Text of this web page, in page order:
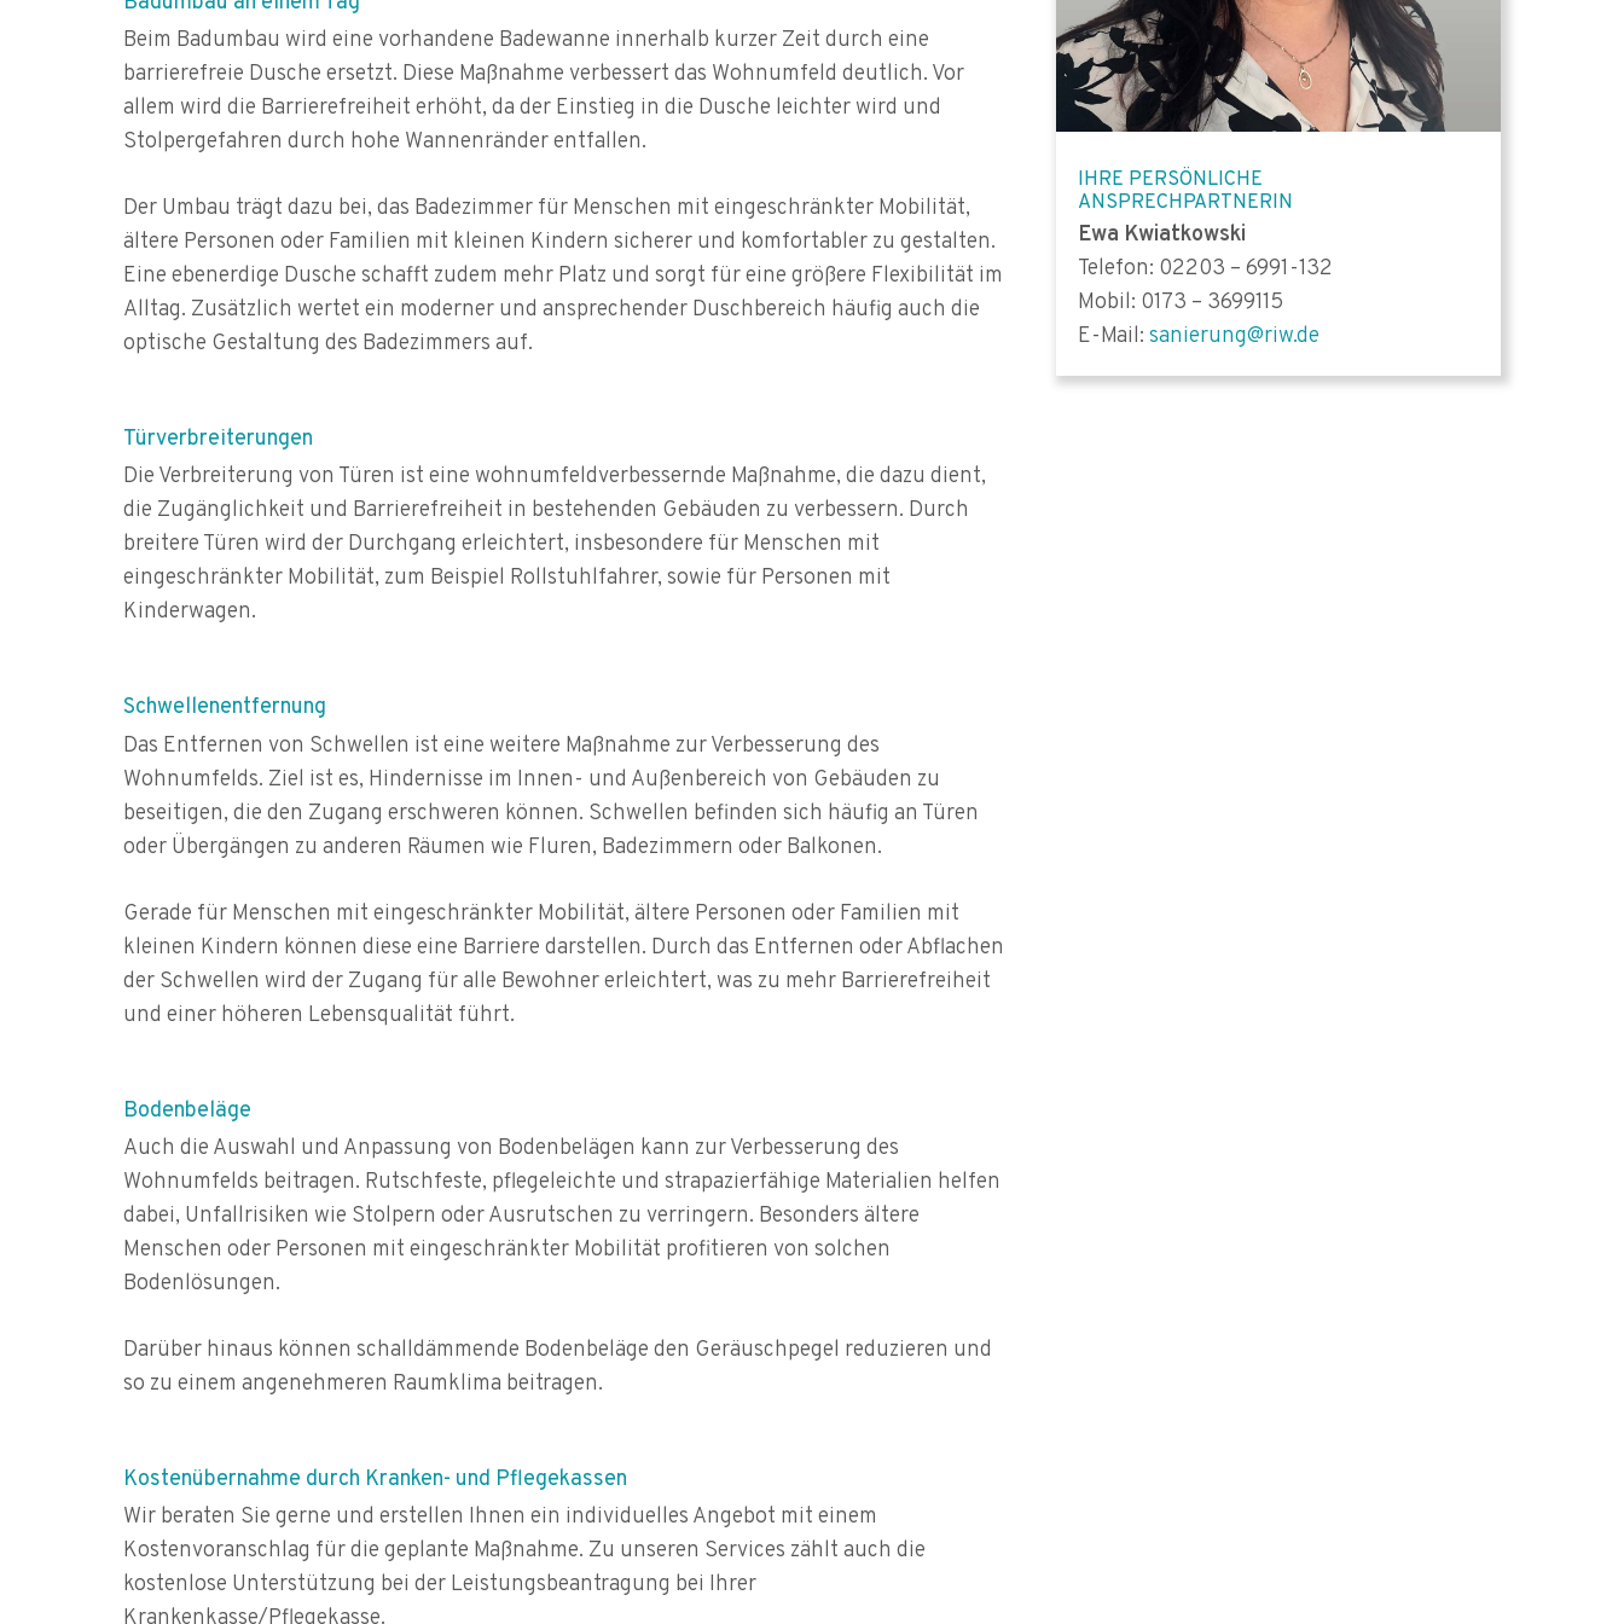
Beim Badumbau wird eine vorhandene Badewanne innerhalb kurzer Zeit durch eine
barrierefreie Dusche ersetzt. Diese Maßnahme verbessert das Wohnumfeld deutlich. Vor
allem wird die Barrierefreiheit erhöht, da der Einstieg in die Dusche leichter wird und
Stolpergefahren durch hohe Wannenränder entfallen.
Der Umbau trägt dazu bei, das Badezimmer für Menschen mit eingeschränkter Mobilität,
ältere Personen oder Familien mit kleinen Kindern sicherer und komfortabler zu gestalten.
Eine ebenerdige Dusche schafft zudem mehr Platz und sorgt für eine größere Flexibilität im
Alltag. Zusätzlich wertet ein moderner und ansprechender Duschbereich häufig auch die
optische Gestaltung des Badezimmers auf.
Türverbreiterungen
Die Verbreiterung von Türen ist eine wohnumfeldverbessernde Maßnahme, die dazu dient,
die Zugänglichkeit und Barrierefreiheit in bestehenden Gebäuden zu verbessern. Durch
breitere Türen wird der Durchgang erleichtert, insbesondere für Menschen mit
eingeschränkter Mobilität, zum Beispiel Rollstuhlfahrer, sowie für Personen mit
Kinderwagen.
Schwellenentfernung
Das Entfernen von Schwellen ist eine weitere Maßnahme zur Verbesserung des
Wohnumfelds. Ziel ist es, Hindernisse im Innen- und Außenbereich von Gebäuden zu
beseitigen, die den Zugang erschweren können. Schwellen befinden sich häufig an Türen
oder Übergängen zu anderen Räumen wie Fluren, Badezimmern oder Balkonen.
Gerade für Menschen mit eingeschränkter Mobilität, ältere Personen oder Familien mit
kleinen Kindern können diese eine Barriere darstellen. Durch das Entfernen oder Abflachen
der Schwellen wird der Zugang für alle Bewohner erleichtert, was zu mehr Barrierefreiheit
und einer höheren Lebensqualität führt.
Bodenbeläge
Auch die Auswahl und Anpassung von Bodenbelägen kann zur Verbesserung des
Wohnumfelds beitragen. Rutschfeste, pflegeleichte und strapazierfähige Materialien helfen
dabei, Unfallrisiken wie Stolpern oder Ausrutschen zu verringern. Besonders ältere
Menschen oder Personen mit eingeschränkter Mobilität profitieren von solchen
Bodenlösungen.
Darüber hinaus können schalldämmende Bodenbeläge den Geräuschpegel reduzieren und
so zu einem angenehmeren Raumklima beitragen.
Kostenübernahme durch Kranken- und Pflegekassen
Wir beraten Sie gerne und erstellen Ihnen ein individuelles Angebot mit einem
Kostenvoranschlag für die geplante Maßnahme. Zu unseren Services zählt auch die
kostenlose Unterstützung bei der Leistungsbeantragung bei Ihrer
IHRE PERSÖNLICHE
ANSPRECHPARTNERIN
Ewa Kwiatkowski
Telefon: 02203 – 6991-132
Mobil: 0173 – 3699115
E-Mail: sanierung@riw.de